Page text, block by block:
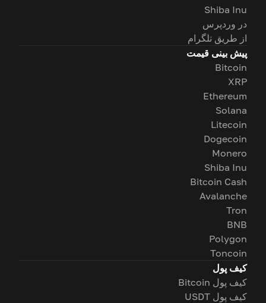
Shiba Inu
در وردپرس
از طریق تلگرام
پیش بینی قیمت
Bitcoin
XRP
Ethereum
Solana
Litecoin
Dogecoin
Monero
Shiba Inu
Bitcoin Cash
Avalanche
Tron
BNB
Polygon
Toncoin
کیف پول
کیف پول Bitcoin
کیف پول USDT